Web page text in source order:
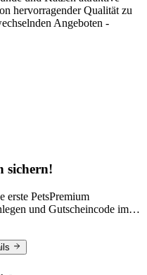
hervorragender Qualität zu
Angeboten -
sichern!
erste PetsPremium
und Gutscheincode im